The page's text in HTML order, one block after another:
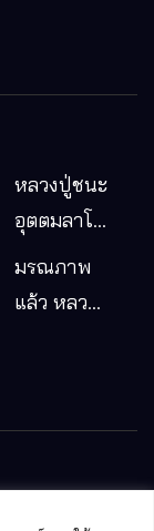
หลวงปู่ชนะ
อุตตมลาโภ
หมากอื๋อ
มรณภาพ
แล้ว หลวง